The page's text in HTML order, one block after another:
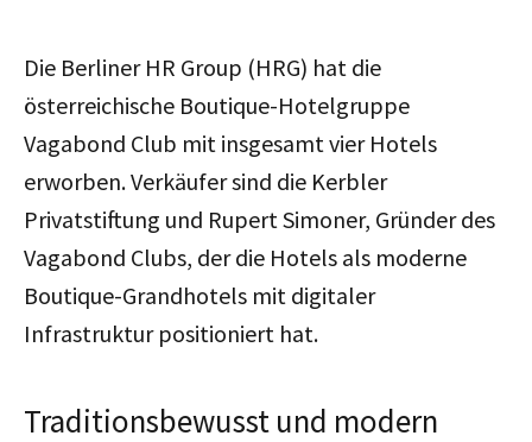
Die Berliner HR Group (HRG) hat die
österreichische Boutique-Hotelgruppe
Vagabond Club mit insgesamt vier Hotels
erworben. Verkäufer sind die Kerbler
Privatstiftung und Rupert Simoner, Gründer des
Vagabond Clubs, der die Hotels als moderne
Boutique-Grandhotels mit digitaler
Infrastruktur positioniert hat.
Traditionsbewusst und modern